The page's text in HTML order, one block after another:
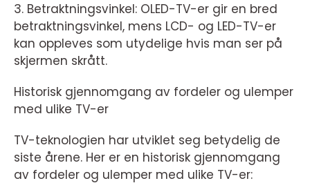
3. Betraktningsvinkel: OLED-TV-er gir en bred
betraktningsvinkel, mens LCD- og LED-TV-er
kan oppleves som utydelige hvis man ser på
skjermen skrått.
Historisk gjennomgang av fordeler og ulemper
med ulike TV-er
TV-teknologien har utviklet seg betydelig de
siste årene. Her er en historisk gjennomgang
av fordeler og ulemper med ulike TV-er: